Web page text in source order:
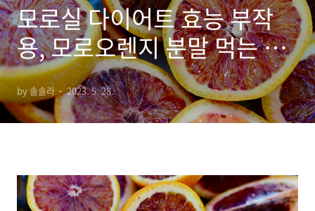
모로실 다이어트 효능 부작
용, 모로오렌지 분말 먹는 법
주의할 점
by 솔솔라 2023. 5. 28.